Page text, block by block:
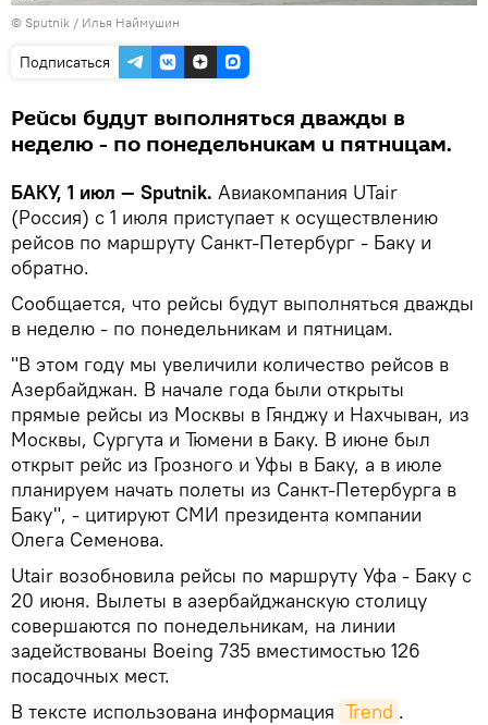
© Sputnik / Илья Наймушин
Подписаться
Рейсы будут выполняться дважды в
неделю - по понедельникам и пятницам.
БАКУ, 1 июл — Sputnik. Авиакомпания UTair
(Россия) с 1 июля приступает к осуществлению
рейсов по маршруту Санкт-Петербург - Баку и
обратно.
Сообщается, что рейсы будут выполняться дважды
в неделю - по понедельникам и пятницам.
"В этом году мы увеличили количество рейсов в
Азербайджан. В начале года были открыты
прямые рейсы из Москвы в Гянджу и Нахчыван, из
Москвы, Сургута и Тюмени в Баку. В июне был
открыт рейс из Грозного и Уфы в Баку, а в июле
планируем начать полеты из Санкт-Петербурга в
Баку", - цитируют СМИ президента компании
Олега Семенова.
Utair возобновила рейсы по маршруту Уфа - Баку с
20 июня. Вылеты в азербайджанскую столицу
совершаются по понедельникам, на линии
задействованы Boeing 735 вместимостью 126
посадочных мест.
В тексте использована информация Trend .